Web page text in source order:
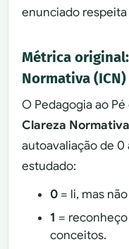
enunciado
Métrica
Normativa
O Pedagogia ao
Clareza
autoavaliação de 0
estudado:
0 = li, mas
1 =
conceitos.